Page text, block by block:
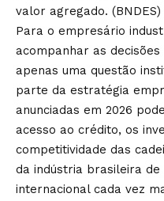
valor agregado. (BNDES)
Para o empresário
acompanhar as
apenas uma questão
parte da estratégia
anunciadas em 2026
acesso ao crédito, os
competitividade das
da indústria brasileira
internacional cada vez